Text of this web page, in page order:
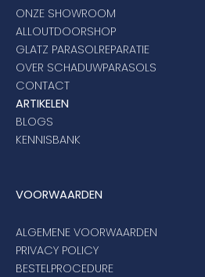
ONZE SHOWROOM
ALLOUTDOORSHOP
GLATZ PARASOLREPARATIE
OVER SCHADUWPARASOLS
CONTACT
ARTIKELEN
BLOGS
KENNISBANK
VOORWAARDEN
ALGEMENE VOORWAARDEN
PRIVACY POLICY
BESTELPROCEDURE